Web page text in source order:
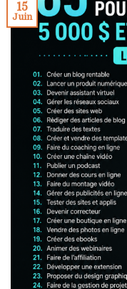
15
Juin